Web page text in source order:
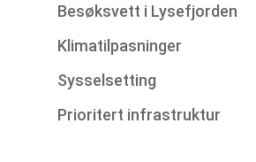
Besøksvett i Lysefjorden
Klimatilpasninger
Sysselsetting
Prioritert infrastruktur